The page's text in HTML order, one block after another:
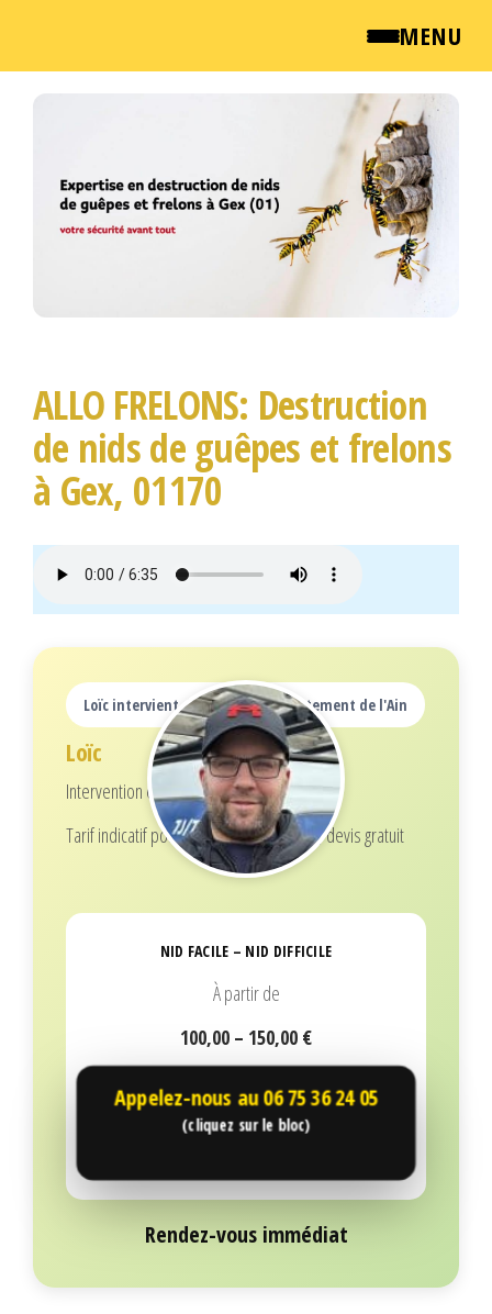
MENU
QUI SOMMES NOUS ?
TARIFS
Passer
ALLO FRELONS: Destruction
de nids de guêpes et frelons
à Gex, 01170
Loïc intervient dans tout le département de l'Ain
Loïc
Intervention écoresponsable
Tarif indicatif pour 1 nid (selon hauteur), devis gratuit
NID FACILE – NID DIFFICILE
À partir de
100,00 – 150,00 €
Appelez-nous au06 75 36 24 05
(cliquez sur le bloc)
Rendez-vous immédiat